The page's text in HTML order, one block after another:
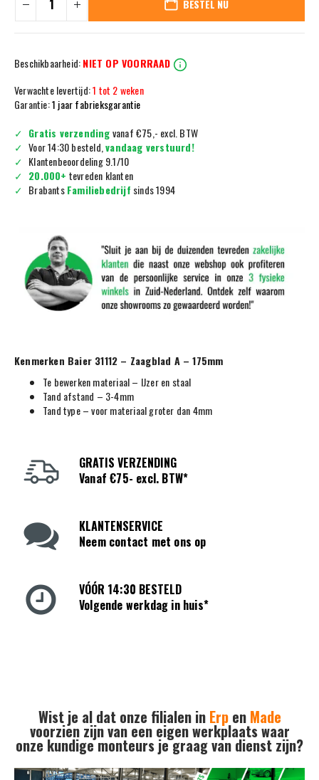
BESTEL NU
Beschikbaarheid:NIET OP VOORRAAD
Verwachte levertijd:1 tot 2 weken
Garantie:1 jaar fabrieksgarantie
Gratis verzendingvanaf €75,- excl. BTW
Voor 14:30 besteld,vandaag verstuurd!
Klantenbeoordeling 9.1/10
20.000+ tevreden klanten
BrabantsFamiliebedrijf sinds 1994
Kenmerken Baier 31112 – Zaagblad A – 175mm
Te bewerken materiaal – IJzer en staal
Tand afstand – 3-4mm
Tand type – voor materiaal groter dan 4mm
GRATIS VERZENDING
Vanaf €75- excl. BTW*
KLANTENSERVICE
Neem contact met ons op
VÓÓR 14:30 BESTELD
Volgende werkdag in huis*
Wist je al dat onze filialen in Erpen Made
voorzien zijn van een eigen werkplaats waar
onze kundige monteurs je graag van dienst zijn?